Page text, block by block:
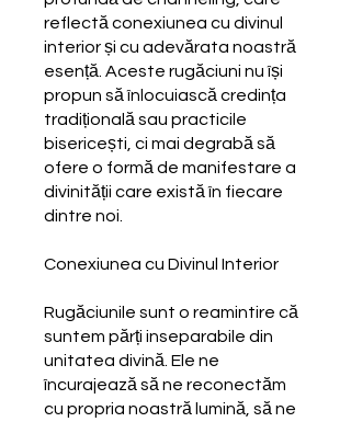
reflectă conexiunea cu divinul
interior și cu adevărata noastră
esență. Aceste rugăciuni nu își
propun să înlocuiască credința
tradițională sau practicile
bisericești, ci mai degrabă să
ofere o formă de manifestare a
divinității care există în fiecare
dintre noi.
Conexiunea cu Divinul Interior
Rugăciunile sunt o reamintire că
suntem părți inseparabile din
unitatea divină. Ele ne
încurajează să ne reconectăm
cu propria noastră lumină, să ne